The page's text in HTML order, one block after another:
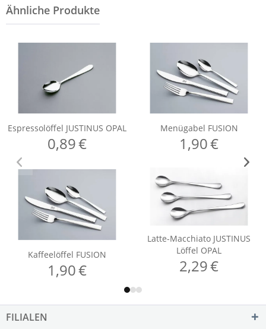
FILIALEN